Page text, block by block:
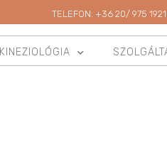
TELEFON: +36 20/ 975 1921
KINEZIOLÓGIA